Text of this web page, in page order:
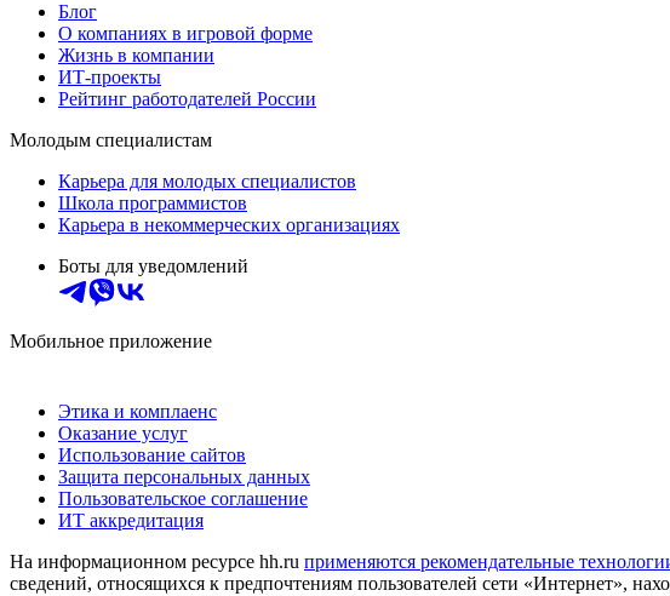
Блог
О компаниях в игровой форме
Жизнь в компании
ИТ-проекты
Рейтинг работодателей России
Молодым специалистам
Карьера для молодых специалистов
Школа программистов
Карьера в некоммерческих организациях
Боты для уведомлений
Мобильное приложение
Этика и комплаенс
Оказание услуг
Использование сайтов
Защита персональных данных
Пользовательское соглашение
ИТ аккредитация
На информационном ресурсе hh.ru применяются рекомендательные
сведений, относящихся к предпочтениям пользователей сети «Интернет»,